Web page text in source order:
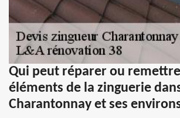
Qui peut réparer ou
éléments de la zinguerie
Charantonnay et ses